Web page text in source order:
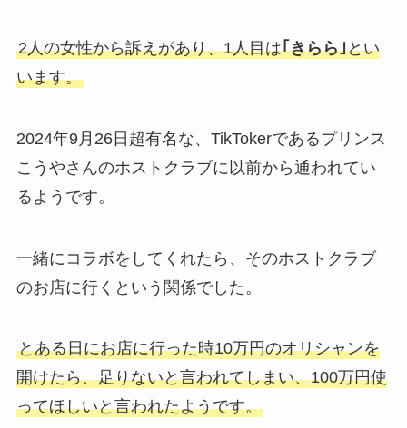
2人の女性から訴えがあり、1人目は｢きらら｣とい
います。
2024年9月26日超有名な、TikTokerであるプリンス
こうやさんのホストクラブに以前から通われてい
るようです。
一緒にコラボをしてくれたら、そのホストクラブ
のお店に行くという関係でした。
とある日にお店に行った時10万円のオリシャンを
開けたら、足りないと言われてしまい、100万円使
ってほしいと言われたようです。